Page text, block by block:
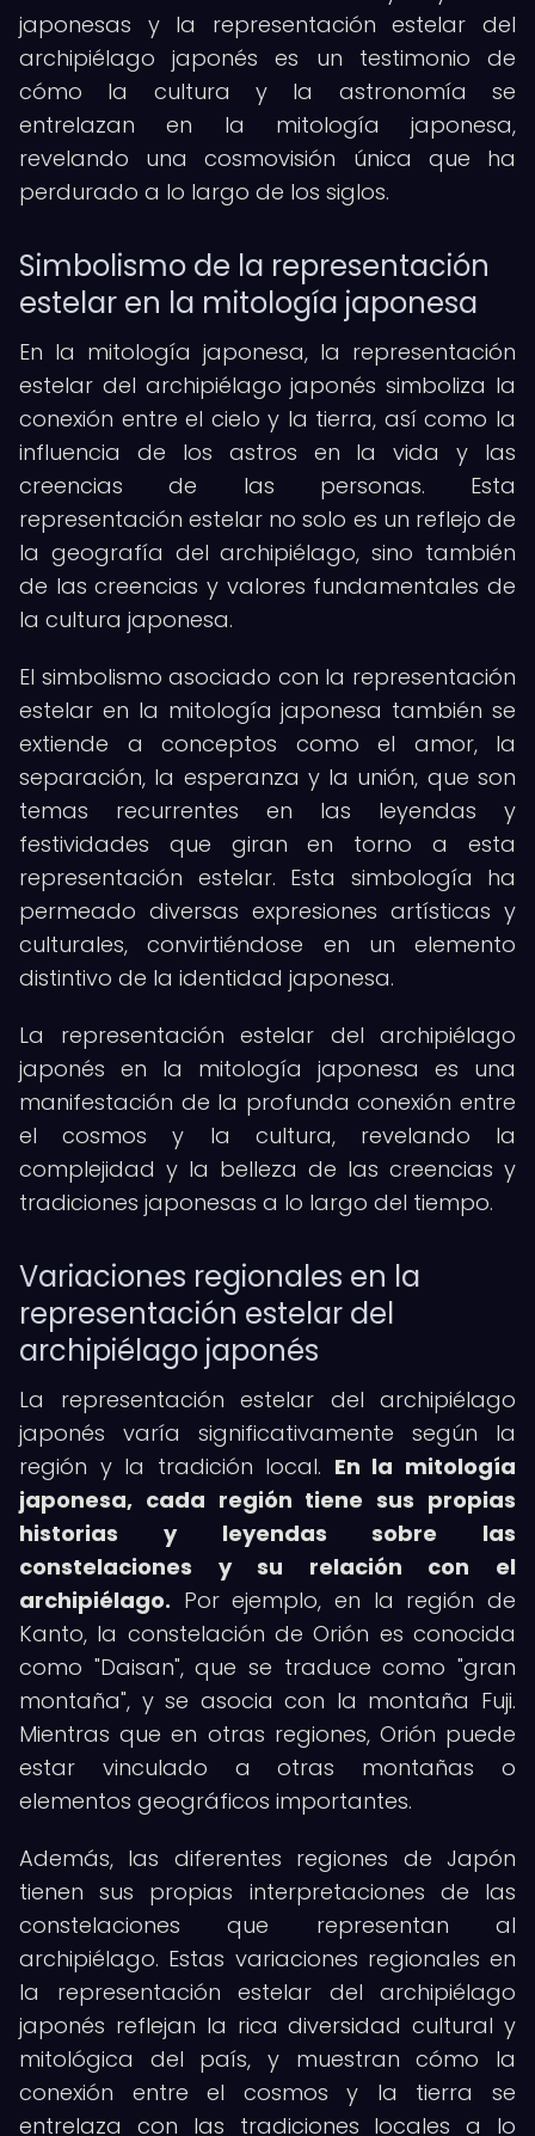
japonesas y la representación estelar del
archipiélago japonés es un testimonio de
cómo la cultura y la astronomía se
entrelazan en la mitología japonesa,
revelando una cosmovisión única que ha
perdurado a lo largo de los siglos.
Simbolismo de la representación
estelar en la mitología japonesa
En la mitología japonesa, la representación
estelar del archipiélago japonés simboliza la
conexión entre el cielo y la tierra, así como la
influencia de los astros en la vida y las
creencias de las personas. Esta
representación estelar no solo es un reflejo de
la geografía del archipiélago, sino también
de las creencias y valores fundamentales de
la cultura japonesa.
El simbolismo asociado con la representación
estelar en la mitología japonesa también se
extiende a conceptos como el amor, la
separación, la esperanza y la unión, que son
temas recurrentes en las leyendas y
festividades que giran en torno a esta
representación estelar. Esta simbología ha
permeado diversas expresiones artísticas y
culturales, convirtiéndose en un elemento
distintivo de la identidad japonesa.
La representación estelar del archipiélago
japonés en la mitología japonesa es una
manifestación de la profunda conexión entre
el cosmos y la cultura, revelando la
complejidad y la belleza de las creencias y
tradiciones japonesas a lo largo del tiempo.
Variaciones regionales en la
representación estelar del
archipiélago japonés
La representación estelar del archipiélago
japonés varía significativamente según la
región y la tradición local. En la mitología
japonesa, cada región tiene sus propias
historias y leyendas sobre las
constelaciones y su relación con el
archipiélago. Por ejemplo, en la región de
Kanto, la constelación de Orión es conocida
como "Daisan", que se traduce como "gran
montaña", y se asocia con la montaña Fuji.
Mientras que en otras regiones, Orión puede
estar vinculado a otras montañas o
elementos geográficos importantes.
Además, las diferentes regiones de Japón
tienen sus propias interpretaciones de las
constelaciones que representan al
archipiélago. Estas variaciones regionales en
la representación estelar del archipiélago
japonés reflejan la rica diversidad cultural y
mitológica del país, y muestran cómo la
conexión entre el cosmos y la tierra se
entrelaza con las tradiciones locales a lo